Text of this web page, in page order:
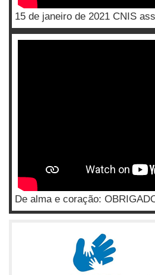
15 de janeiro de 2021 CNIS
De alma e coração: